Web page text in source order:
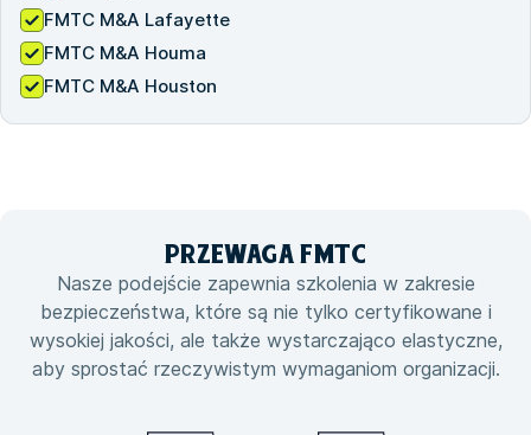
FMTC M&A Lafayette
FMTC M&A Houma
FMTC M&A Houston
PRZEWAGA FMTC
Nasze podejście zapewnia szkolenia w zakresie
bezpieczeństwa, które są nie tylko certyfikowane i
wysokiej jakości, ale także wystarczająco elastyczne,
aby sprostać rzeczywistym wymaganiom organizacji.